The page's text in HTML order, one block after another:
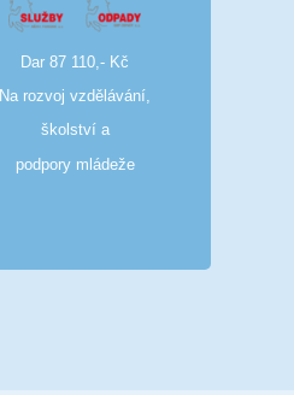
Dar 87 110,- Kč
Na rozvoj vzdělávání,
školství a
podpory mládeže